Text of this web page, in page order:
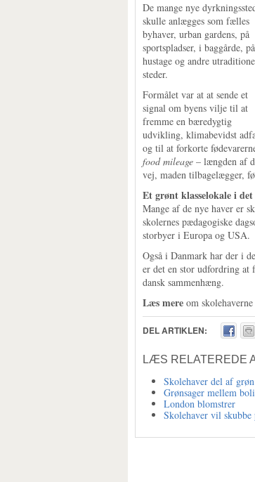
De mange nye
skulle anlægges som fælles
byhaver, urban gardens, på
sportspladser, i baggårde, på
hustage og andre
steder.
Formålet var at at sende et
signal om byens vilje til at
fremme en bæredygtig
udvikling, klimabevidst
og til at forkorte
food mileage – længden af
vej, maden tilbagelægger,
Et grønt klasselokale i
Mange af de nye haver er
skolernes pædagogiske
storbyer i Europa og USA.
Også i Danmark har der i
er det en stor udfordring at
dansk sammenhæng.
Læs mere om
DEL ARTIKLEN:
LÆS RELATEREDE
Skolehaver del af
Grønsager mellem
London blomstrer
Skolehaver vil